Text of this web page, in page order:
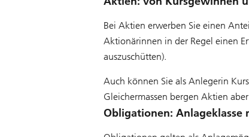
Bei Aktien erwerben Sie einen
Aktionärinnen in der Regel einen
auszuschütten).
Auch können Sie als Anlegerin
Gleichermassen bergen Aktien
Obligationen: Anlageklasse